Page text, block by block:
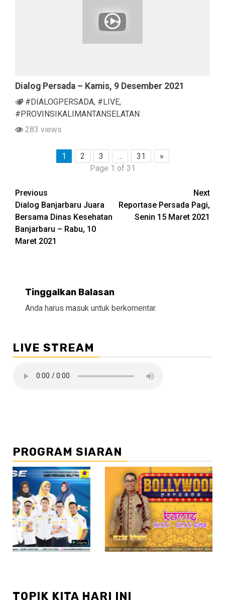
Dialog Persada – Kamis, 9 Desember 2021
#DIALOGPERSADA, #LIVE,
#PROVINSIKALIMANTANSELATAN
283 views
1 2 3 … 31
»
Page 1 of 31
Continue
Reading
Previous
Dialog Banjarbaru Juara
Bersama Dinas Kesehatan
Banjarbaru – Rabu, 10
Maret 2021
Next
Reportase Persada Pagi,
Senin 15 Maret 2021
Tinggalkan Balasan
Anda harus masuk untuk berkomentar.
LIVE STREAM
PROGRAM SIARAN
//2
TOPIK KITA HARI INI